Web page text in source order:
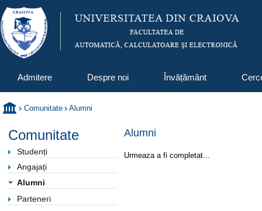
Admitere Despre noi Învățământ
Comunitate Alumni
Comunitate
Studenți
Angajați
Alumni
Parteneri
Alumni
Urmeaza a fi completat...